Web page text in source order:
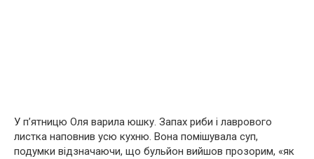
У п’ятницю Оля варила юшку. Запах риби і лаврового
листка наповнив усю кухню. Вона помішувала суп,
подумки відзначаючи, що бульйон вийшов прозорим, «як